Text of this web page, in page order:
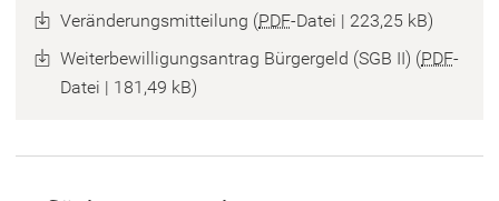
Veränderungsmitteilung PDF-Datei
223,25 kB
Weiterbewilligungsantrag Bürgergeld (SGB II) PDF-
Datei
181,49 kB